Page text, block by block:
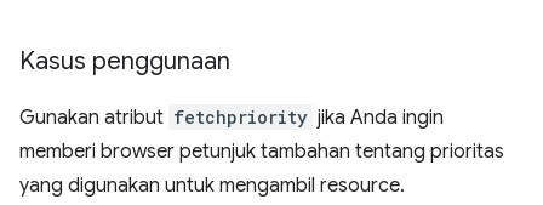
Kasus penggunaan
Gunakan atribut fetchpriority jika Anda ingin
memberi browser petunjuk tambahan tentang prioritas
yang digunakan untuk mengambil resource.